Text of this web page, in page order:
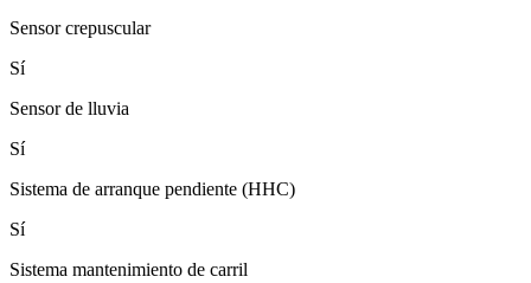
Sensor crepuscular
Sí
Sensor de lluvia
Sí
Sistema de arranque pendiente (HHC)
Sí
Sistema mantenimiento de carril